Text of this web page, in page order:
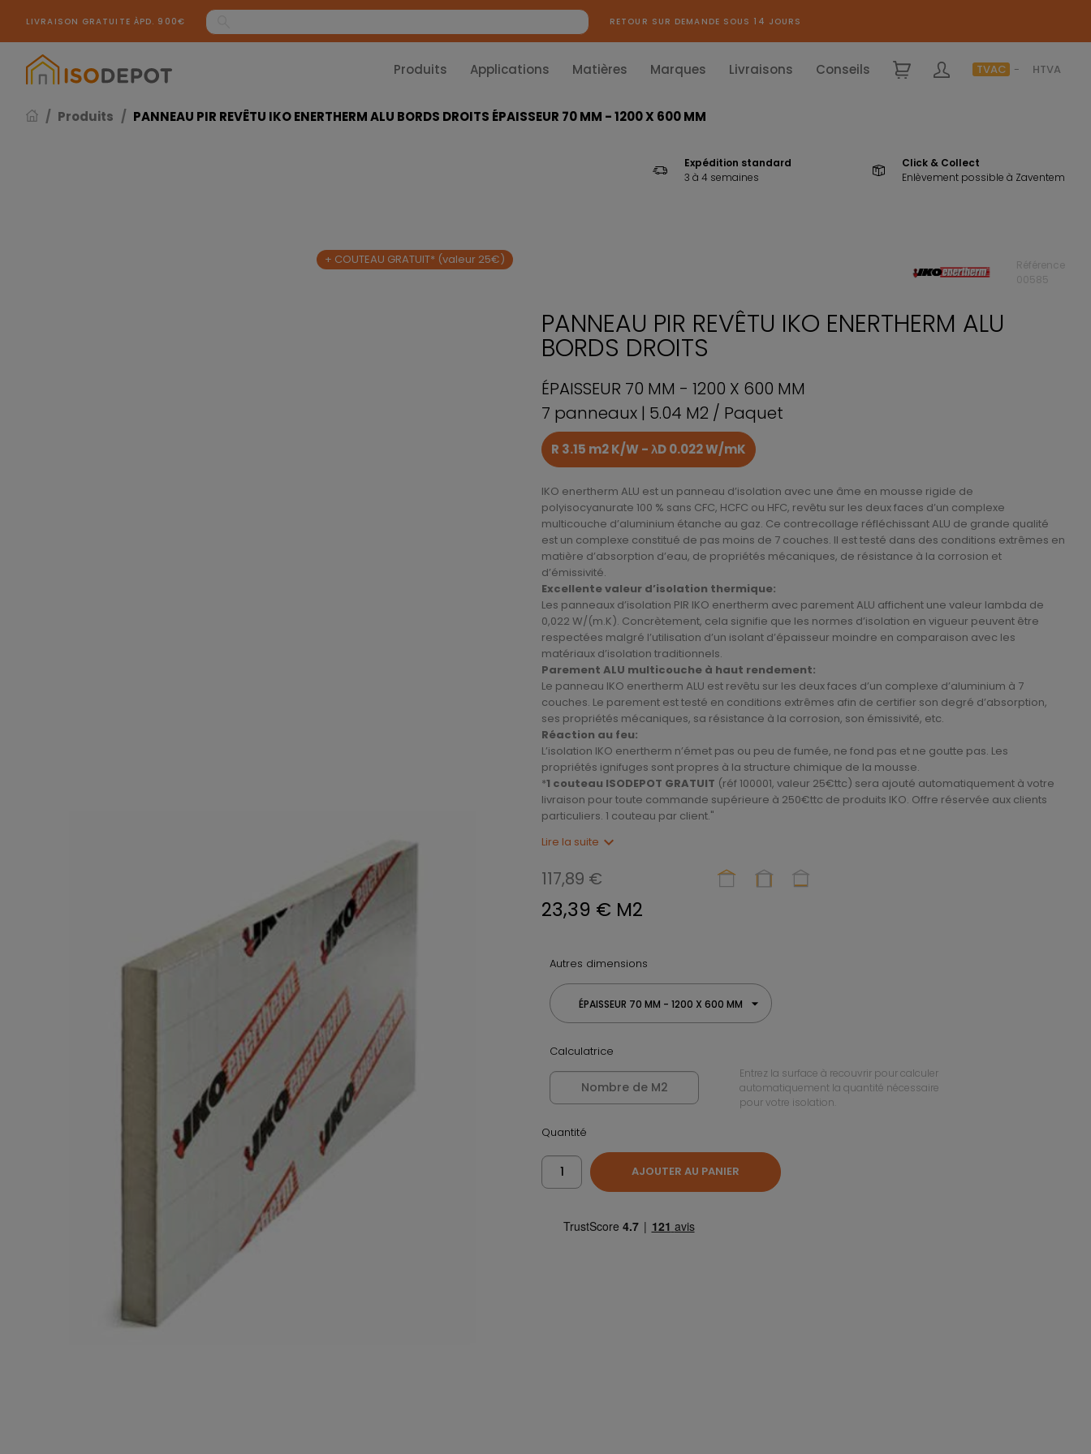
LIVRAISON GRATUITE ÀPD. 900€ RETOUR SUR DEMANDE SOUS 14 JOURS
Produits Applications Matières Marques Livraisons Conseils TVAC HTVA
Produits PANNEAU PIR REVÊTU IKO ENERTHERM ALU BORDS DROITS ÉPAISSEUR 70 MM - 1200 X 600 MM
Expédition standard
3 à 4 semaines
Click & Collect
Enlèvement possible à Zaventem
+ COUTEAU GRATUIT* (valeur 25€)
Référence
00585
PANNEAU PIR REVÊTU IKO ENERTHERM ALU
BORDS DROITS
ÉPAISSEUR 70 MM - 1200 X 600 MM
7 panneaux | 5.04 M2 / Paquet
R 3.15 m2 K/W - λD 0.022 W/mK
IKO enertherm ALU est un panneau d’isolation avec une âme en mousse rigide de
polyisocyanurate 100 % sans CFC, HCFC ou HFC, revêtu sur les deux faces d’un complexe
multicouche d’aluminium étanche au gaz. Ce contrecollage réfléchissant ALU de grande qualité
est un complexe constitué de pas moins de 7 couches. Il est testé dans des conditions extrêmes en
matière d’absorption d’eau, de propriétés mécaniques, de résistance à la corrosion et
d’émissivité.
Excellente valeur d’isolation thermique:
Les panneaux d’isolation PIR IKO enertherm avec parement ALU affichent une valeur lambda de
0,022 W/(m.K). Concrètement, cela signifie que les normes d’isolation en vigueur peuvent être
respectées malgré l’utilisation d’un isolant d’épaisseur moindre en comparaison avec les
matériaux d’isolation traditionnels.
Parement ALU multicouche à haut rendement:
Le panneau IKO enertherm ALU est revêtu sur les deux faces d’un complexe d’aluminium à 7
couches. Le parement est testé en conditions extrêmes afin de certifier son degré d’absorption,
ses propriétés mécaniques, sa résistance à la corrosion, son émissivité, etc.
Réaction au feu:
L’isolation IKO enertherm n’émet pas ou peu de fumée, ne fond pas et ne goutte pas. Les
propriétés ignifuges sont propres à la structure chimique de la mousse.
*1 couteau ISODEPOT GRATUIT (réf 100001, valeur 25€ttc) sera ajouté automatiquement à votre
livraison pour toute commande supérieure à 250€ttc de produits IKO. Offre réservée aux clients
particuliers. 1 couteau par client."
Lire la suite expand_more
117,89 €
23,39 € M2
Autres dimensions
ÉPAISSEUR 70 MM - 1200 X 600 MM
Calculatrice
Entrez la surface à recouvrir pour calculer
automatiquement la quantité nécessaire
pour votre isolation.
Quantité
AJOUTER AU PANIER